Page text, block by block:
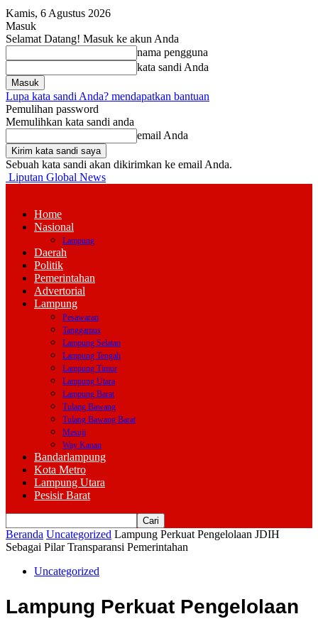
Kamis, 6 Agustus 2026
Masuk
Selamat Datang! Masuk ke akun Anda
nama pengguna
kata sandi Anda
Lupa kata sandi Anda? mendapatkan bantuan
Pemulihan password
Memulihkan kata sandi anda
email Anda
Sebuah kata sandi akan dikirimkan ke email Anda.
Liputan Global News
Home
Nasional
Lampung
Daerah
Politik
Pemerintahan
Advertorial
Lampung
Pesawaran
Tanggamus
Lampung Selatan
Lampung Tengah
Lampung Timur
Lampung Utara
Lampung Barat
Tulang Bawang
Tulang Bawang Barat
Mesuji
Way Kanan
Bandarlampung
Kota Metro
Lampung Utara
Pesisir Barat
Beranda Uncategorized Lampung Perkuat Pengelolaan JDIH
Sebagai Pilar Transparansi Pemerintahan
Uncategorized
Lampung Perkuat Pengelolaan